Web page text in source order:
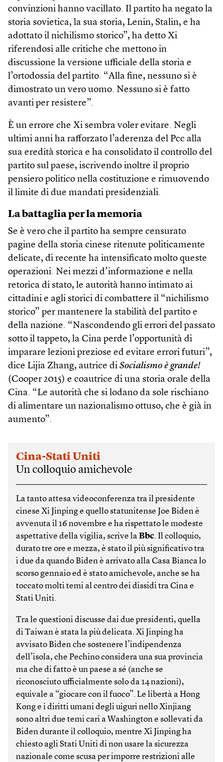
convinzioni hanno vacillato. Il partito ha negato la
storia sovietica, la sua storia, Lenin, Stalin, e ha
adottato il nichilismo storico”, ha detto Xi
riferendosi alle critiche che mettono in
discussione la versione ufficiale della storia e
l’ortodossia del partito. “Alla fine, nessuno si è
dimostrato un vero uomo. Nessuno si è fatto
avanti per resistere”.
È un errore che Xi sembra voler evitare. Negli
ultimi anni ha rafforzato l’aderenza del Pcc alla
sua eredità storica e ha consolidato il controllo del
partito sul paese, iscrivendo inoltre il proprio
pensiero politico nella costituzione e rimuovendo
il limite di due mandati presidenziali.
La battaglia per la memoria
Se è vero che il partito ha sempre censurato
pagine della storia cinese ritenute politicamente
delicate, di recente ha intensificato molto queste
operazioni. Nei mezzi d’informazione e nella
retorica di stato, le autorità hanno intimato ai
cittadini e agli storici di combattere il “nichilismo
storico” per mantenere la stabilità del partito e
della nazione. “Nascondendo gli errori del passato
sotto il tappeto, la Cina perde l’opportunità di
imparare lezioni preziose ed evitare errori futuri”,
dice Lijia Zhang, autrice di Socialismo è grande!
(Cooper 2015) e coautrice di una storia orale della
Cina. “Le autorità che si lodano da sole rischiano
di alimentare un nazionalismo ottuso, che è già in
aumento”.
Cina-Stati Uniti
Un colloquio amichevole
La tanto attesa videoconferenza tra il presidente
cinese Xi Jinping e quello statunitense Joe Biden è
avvenuta il 16 novembre e ha rispettato le modeste
aspettative della vigilia, scrive laBbc. Il colloquio,
durato tre ore e mezza, è stato il più significativo tra
i due da quando Biden è arrivato alla Casa Bianca lo
scorso gennaio ed è stato amichevole, anche se ha
toccato molti temi al centro dei dissidi tra Cina e
Stati Uniti.
Tra le questioni discusse dai due presidenti, quella
di Taiwan è stata la più delicata. Xi Jinping ha
avvisato Biden che sostenere l’indipendenza
dell’isola, che Pechino considera una sua provincia
ma che di fatto è un paese a sé (anche se
riconosciuto ufficialmente solo da 14 nazioni),
equivale a “giocare con il fuoco”. Le libertà a Hong
Kong e i diritti umani degli uiguri nello Xinjiang
sono altri due temi cari a Washington e sollevati da
Biden durante il colloquio, mentre Xi Jinping ha
chiesto agli Stati Uniti di non usare la sicurezza
nazionale come scusa per imporre restrizioni alle